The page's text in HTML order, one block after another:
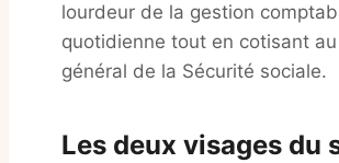
lourdeur de la gestion
quotidienne tout en cotisant
général de la Sécurité sociale.
Les deux visages du